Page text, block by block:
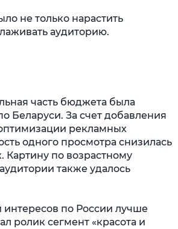
не только нарастить
аудиторию.
часть бюджета была
Беларуси. За счет добавления
рекламных
одного просмотра снизилась
Картину по возрастному
также удалось
интересов по России лучше
ролик сегмент «красота и